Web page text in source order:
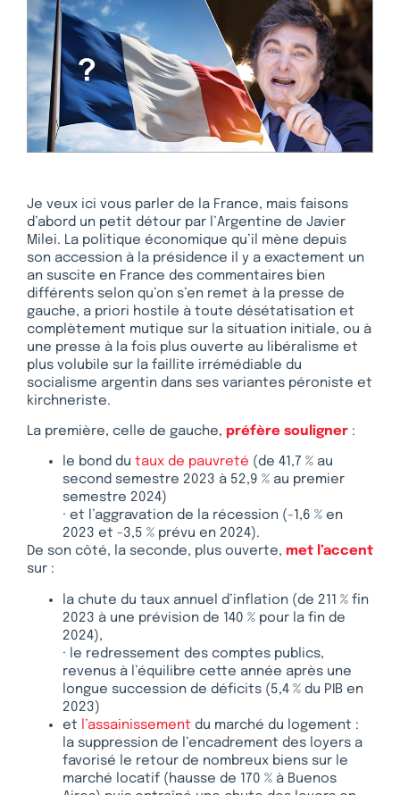
Je veux ici vous parler de la France, mais faisons
d’abord un petit détour par l’Argentine de Javier
Milei. La politique économique qu’il mène depuis
son accession à la présidence il y a exactement un
an suscite en France des commentaires bien
différents selon qu’on s’en remet à la presse de
gauche, a priori hostile à toute désétatisation et
complètement mutique sur la situation initiale, ou à
une presse à la fois plus ouverte au libéralisme et
plus volubile sur la faillite irrémédiable du
socialisme argentin dans ses variantes péroniste et
kirchneriste.
La première, celle de gauche, préfère souligner :
le bond du taux de pauvreté (de 41,7 % au
second semestre 2023 à 52,9 % au premier
semestre 2024)
· et l’aggravation de la récession (-1,6 % en
2023 et -3,5 % prévu en 2024).
De son côté, la seconde, plus ouverte, met l’accent
sur :
la chute du taux annuel d’inflation (de 211 % fin
2023 à une prévision de 140 % pour la fin de
2024),
· le redressement des comptes publics,
revenus à l’équilibre cette année après une
longue succession de déficits (5,4 % du PIB en
2023)
et
l’assainissement du marché du logement :
la suppression de l’encadrement des loyers a
favorisé le retour de nombreux biens sur le
marché locatif (hausse de 170 % à Buenos